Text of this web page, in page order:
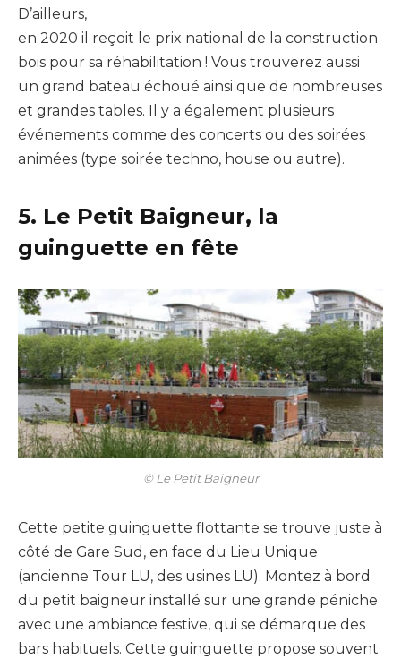
D’ailleurs,
en 2020 il reçoit le prix national de la construction
bois pour sa réhabilitation ! Vous trouverez aussi
un grand bateau échoué ainsi que de nombreuses
et grandes tables. Il y a également plusieurs
événements comme des concerts ou des soirées
animées (type soirée techno, house ou autre).
5. Le Petit Baigneur, la
guinguette en fête
© Le Petit Baigneur
Cette petite guinguette flottante se trouve juste à
côté de Gare Sud, en face du Lieu Unique
(ancienne Tour LU, des usines LU). Montez à bord
du petit baigneur installé sur une grande péniche
avec une ambiance festive, qui se démarque des
bars habituels. Cette guinguette propose souvent